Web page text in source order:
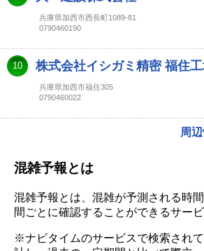
兵庫県加西市西長町1089-81
0790460190
10 株式会社イシガミ精密 福住
兵庫県加西市福住305
0790460022
周
混雑予報とは
混雑予報とは、混雑が予測される時
間ごとに確認することができるサービ
※ナビタイムのサービスで検索され